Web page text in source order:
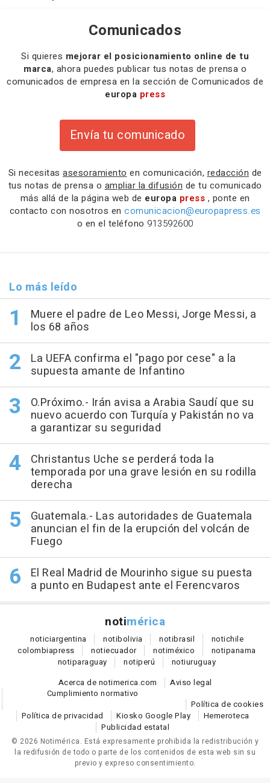
Comunicados
Si quieres mejorar el posicionamiento online de tu
marca, ahora puedes publicar tus notas de prensa o
comunicados de empresa en la sección de Comunicados de
europa press
Envía tu comunicado
Si necesitas asesoramiento en comunicación, redacción de
tus notas de prensa o ampliar la difusión de tu comunicado
más allá de la página web de europa press , ponte en
contacto con nosotros en comunicacion@europapress.es
o en el teléfono 913592600
Lo más leído
Muere el padre de Leo Messi, Jorge Messi, a
los 68 años
La UEFA confirma el "pago por cese" a la
supuesta amante de Infantino
O.Próximo.- Irán avisa a Arabia Saudí que su
nuevo acuerdo con Turquía y Pakistán no va
a garantizar su seguridad
Christantus Uche se perderá toda la
temporada por una grave lesión en su rodilla
derecha
Guatemala.- Las autoridades de Guatemala
anuncian el fin de la erupción del volcán de
Fuego
El Real Madrid de Mourinho sigue su puesta
a punto en Budapest ante el Ferencvaros
notimérica
noticiargentina notibolivia notibrasil notichile
colombiapress notiecuador notiméxico notipanama
notiparaguay notiperú notiuruguay
Acerca de notimerica.com
Aviso legal
Cumplimiento normativo
Política de cookies
Política de privacidad
Kiosko Google Play
Hemeroteca
Publicidad estatal
© 2026 Notimérica. Está expresamente prohibida la redistribución y
la redifusión de todo o parte de los contenidos de esta web sin su
previo y expreso consentimiento.